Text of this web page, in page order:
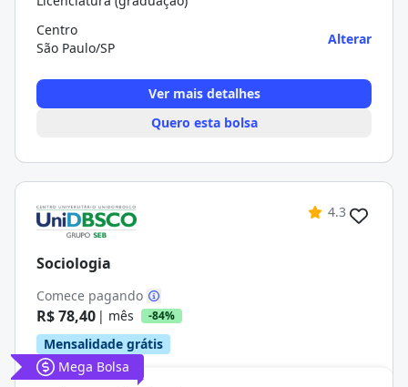
Centro
São Paulo/SP
Alterar
Ver mais detalhes
Quero esta bolsa
4.3
Sociologia
Comece pagando
R$ 78,40 | mês -84%
Mensalidade grátis
Mega Bolsa